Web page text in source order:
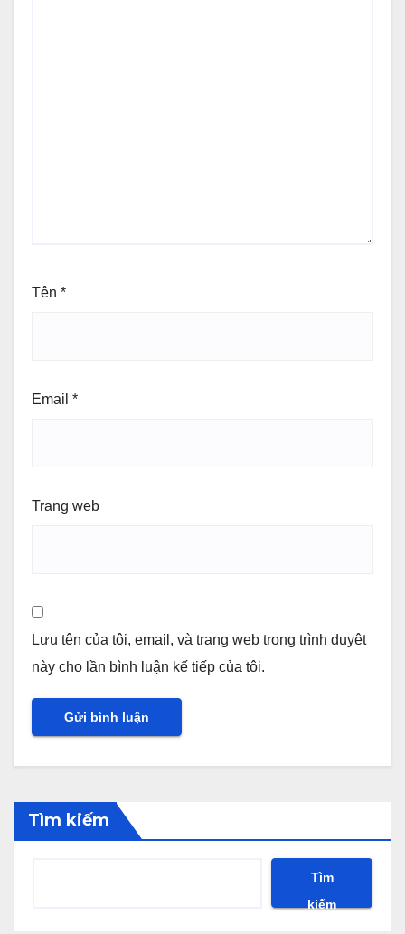
Tên *
Email *
Trang web
Lưu tên của tôi, email, và trang web trong trình duyệt
này cho lần bình luận kế tiếp của tôi.
Tìm kiếm
Tìm
kiếm